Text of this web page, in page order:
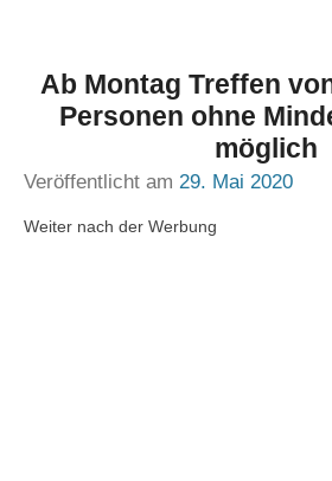
Ab Montag Treffen
Personen ohne
möglich
Veröffentlicht am 29. Mai 2020
Weiter nach der Werbung